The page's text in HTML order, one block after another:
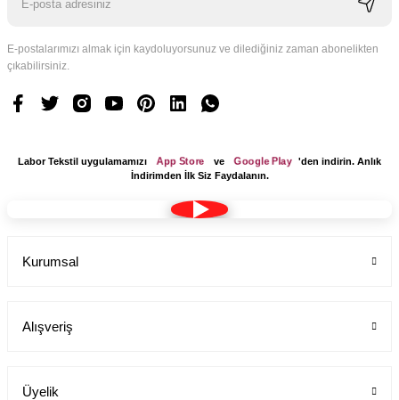
Labor Medikal Tekstil
E-postalarımızı almak için kaydoluyorsunuz ve dilediğiniz zaman abonelikten
çıkabilirsiniz.
Labor Tekstil uygulamamızı App Store ve Google Play
'den indirin. Anlık
İndirimden İlk Siz Faydalanın.
Kurumsal
Alışveriş
Üyelik